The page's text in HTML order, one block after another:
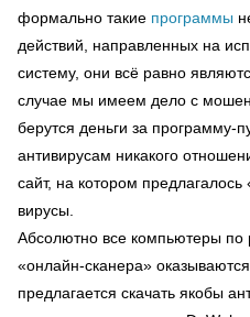
формально такие программы
действий, направленных на
систему, они всё равно
случае мы имеем дело с
берутся деньги за
антивирусам никакого
сайт, на котором
вирусы.
Абсолютно все компьютеры по
«онлайн-сканера»
предлагается скачать якобы